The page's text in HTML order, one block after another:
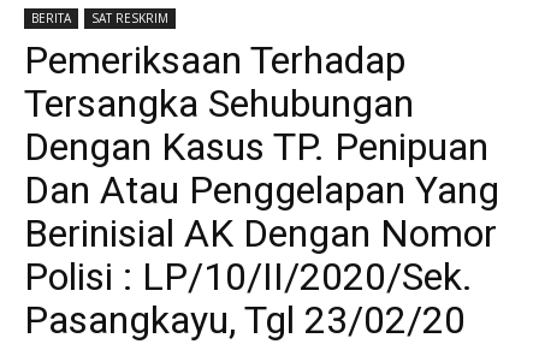
BERITA SAT RESKRIM
Pemeriksaan Terhadap
Tersangka Sehubungan
Dengan Kasus TP. Penipuan
Dan Atau Penggelapan Yang
Berinisial AK Dengan Nomor
Polisi : LP/10/II/2020/Sek.
Pasangkayu, Tgl 23/02/20